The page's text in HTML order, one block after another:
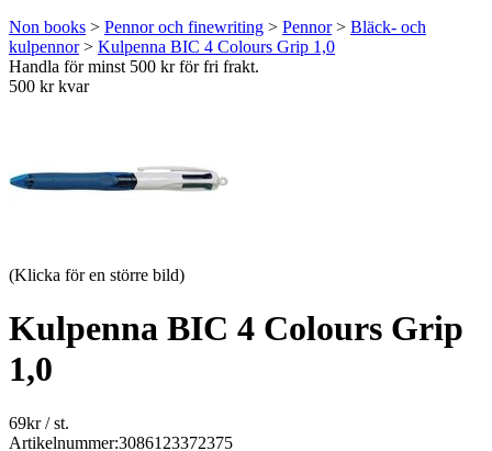
Non books > Pennor och finewriting > Pennor> Bläck- och
kulpennor> Kulpenna BIC 4 Colours Grip 1,0
Handla för minst 500 kr för fri frakt.
500 kr kvar
(Klicka för en större bild)
Kulpenna BIC 4 Colours Grip
1,0
69kr/ st.
Artikelnummer:3086123372375